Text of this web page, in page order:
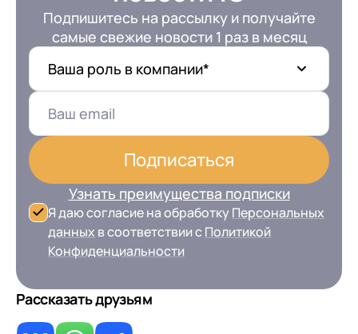
Подпишитесь на рассылку и получайте
самые свежие новости 1 раз в месяц
Ваша роль в компании*
Подписаться
Узнать преимущества подписки
Я даю согласие на обработку Персональных
данных в соответствии сПолитикой
Конфиденциальности
Рассказать друзьям
Номер телефона
Отправить
+7 Номер телефона
Отправить
Персональных
данныхв соответствии с
Конфиденциальности
Номер телефона
Отправить
Я даю согласие на обработку
Конфиденциальности
Перейти в корзину
Продолжить покупки